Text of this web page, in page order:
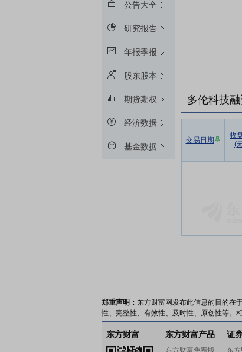
公告大全
研究报告
年报季报
股东股本
期货期权
经济数据
基金数据
多伦科技
交易日期
收
(
郑重声明： 东方财富网发布此信息的目的在
性、完整性、有效性、及时性、原创性等。
东方财富 东方财富产品
东方财富免费版
证
东